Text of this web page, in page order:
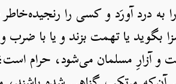
درد آورَد و کسی را
بگوید یا تهمت بزند و یا با
و آزارِ مسلمان می‌شود، حرام است؛